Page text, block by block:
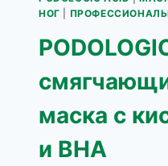
НОГ
маска с
и ВНА